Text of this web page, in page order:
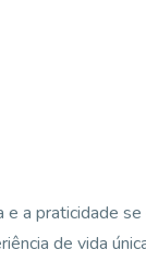
a praticidade
de vida